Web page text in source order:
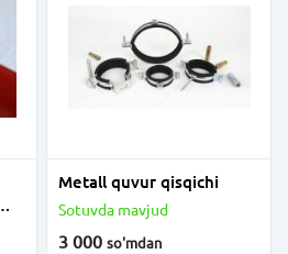
Metall quvur qisqichi
Sotuvda mavjud
3 000 so'mdan